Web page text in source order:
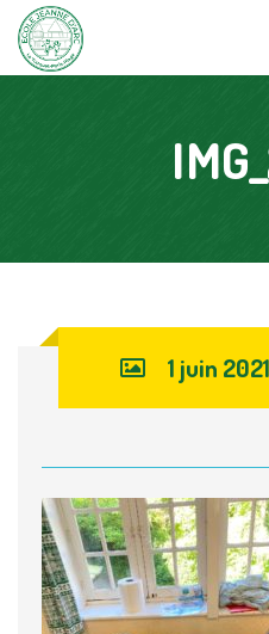
1 juin 2021